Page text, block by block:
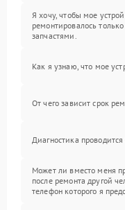
Я хочу, чтобы мое
ремонтировалось
запчастями.
Как я узнаю, что мое
От чего зависит срок
Диагностика проводится
Может ли вместо меня
после ремонта другой
телефон которого я